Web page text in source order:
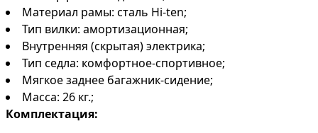
Материал рамы: сталь Hi-ten;
Тип вилки: амортизационная;
Внутренняя (скрытая) электрика;
Тип седла: комфортное-спортивное;
Мягкое заднее багажник-сидение;
Масса: 26 кг.;
Комплектация: